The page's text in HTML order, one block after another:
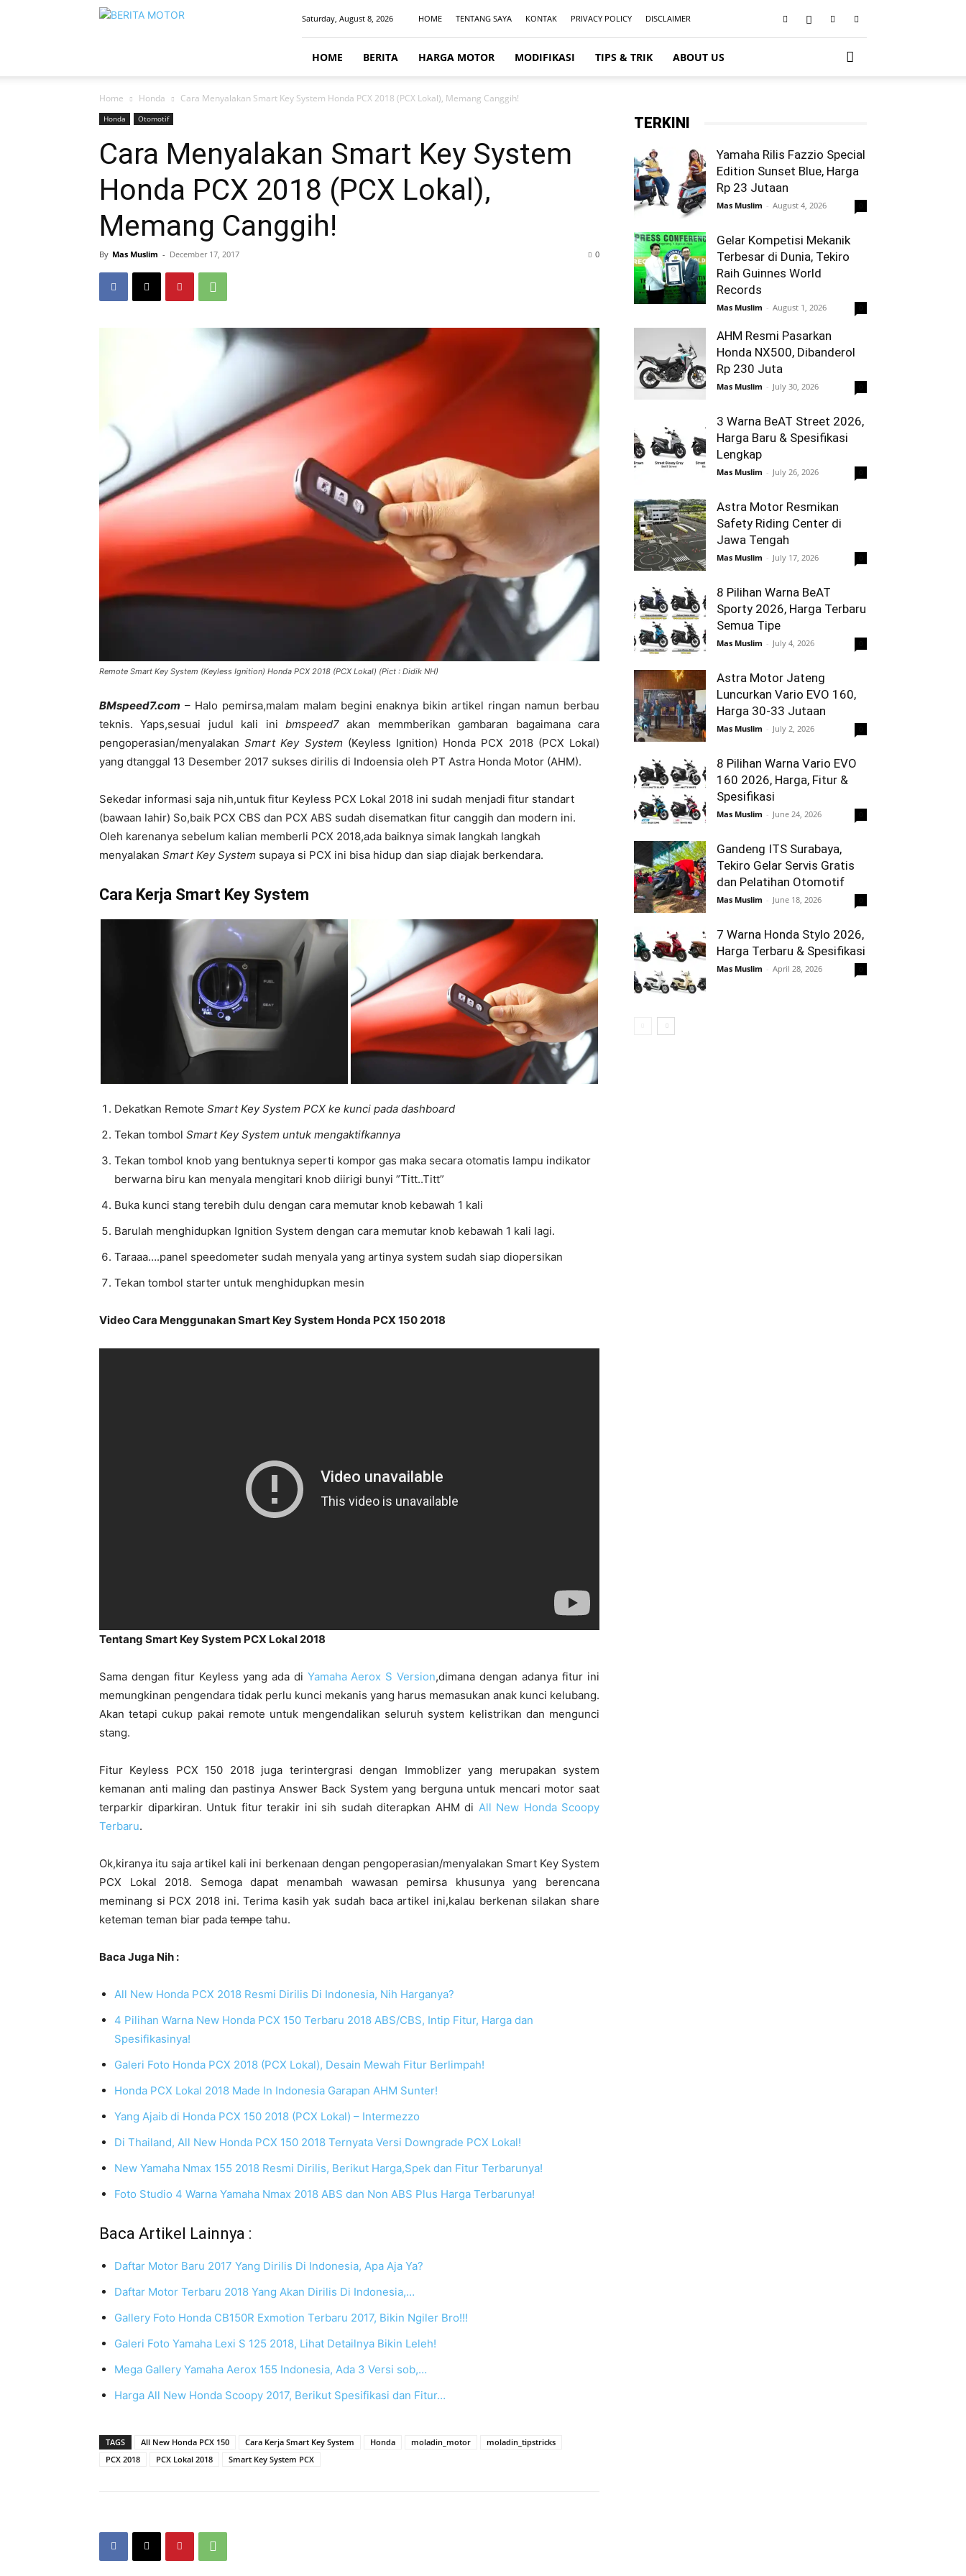
BERITAMOTOR.NET
Saturday, August 8, 2026 HOME TENTANG SAYA KONTAK PRIVACY POLICY DISCLAIMER
HOME BERITA HARGA MOTOR MODIFIKASI TIPS & TRIK ABOUT US
Home Honda Cara Menyalakan Smart Key System Honda PCX 2018 (PCX Lokal), Memang Canggih!
Honda Otomotif
Cara Menyalakan Smart Key System
Honda PCX 2018 (PCX Lokal),
Memang Canggih!
By Mas Muslim - December 17, 2017 0
Remote Smart Key System (Keyless Ignition) Honda PCX 2018 (PCX Lokal) (Pict : Didik NH)
BMspeed7.com – Halo pemirsa,malam malam begini enaknya bikin artikel ringan namun berbau
teknis. Yaps,sesuai judul kali ini bmspeed7 akan memmberikan gambaran bagaimana cara
pengoperasian/menyalakanSmart Key System(Keyless Ignition) Honda PCX 2018 (PCX Lokal)
yang dtanggal 13 Desember 2017 sukses dirilis di Indoensia oleh PT Astra Honda Motor (AHM).
Sekedar informasi saja nih,untuk fitur Keyless PCX Lokal 2018 ini sudah menjadi fitur standart
(bawaan lahir) So,baik PCX CBS dan PCX ABS sudah disematkan fitur canggih dan modern ini.
Oleh karenanya sebelum kalian memberli PCX 2018,ada baiknya simak langkah langkah
menyalakan Smart Key System supaya si PCX ini bisa hidup dan siap diajak berkendara.
Cara Kerja Smart Key System
Dekatkan Remote Smart Key System PCX ke kunci pada dashboard
Tekan tombol Smart Key System untuk mengaktifkannya
Tekan tombol knob yang bentuknya seperti kompor gas maka secara otomatis lampu indikator
berwarna biru kan menyala mengitari knob diirigi bunyi ”Titt..Titt”
Buka kunci stang terebih dulu dengan cara memutar knob kebawah 1 kali
Barulah menghidupkan Ignition System dengan cara memutar knob kebawah 1 kali lagi.
Taraaa….panel speedometer sudah menyala yang artinya system sudah siap diopersikan
Tekan tombol starter untuk menghidupkan mesin
Video Cara Menggunakan Smart Key System Honda PCX 150 2018
Tentang Smart Key System PCX Lokal 2018
Sama dengan fitur Keyless yang ada di Yamaha Aerox S Version,dimana dengan adanya fitur ini
memungkinan pengendara tidak perlu kunci mekanis yang harus memasukan anak kunci kelubang.
Akan tetapi cukup pakai remote untuk mengendalikan seluruh system kelistrikan dan mengunci
stang.
Fitur Keyless PCX 150 2018 juga terintergrasi dengan Immoblizer yang merupakan system
kemanan anti maling dan pastinya Answer Back System yang berguna untuk mencari motor saat
terparkir diparkiran. Untuk fitur terakir ini sih sudah diterapkan AHM di All New Honda Scoopy
Terbaru.
Ok,kiranya itu saja artikel kali ini berkenaan dengan pengoperasian/menyalakan Smart Key System
PCX Lokal 2018. Semoga dapat menambah wawasan pemirsa khusunya yang berencana
meminang si PCX 2018 ini. Terima kasih yak sudah baca artikel ini,kalau berkenan silakan share
keteman teman biar pada tempe tahu.
Baca Juga Nih :
All New Honda PCX 2018 Resmi Dirilis Di Indonesia, Nih Harganya?
4 Pilihan Warna New Honda PCX 150 Terbaru 2018 ABS/CBS, Intip Fitur, Harga dan
Spesifikasinya!
Galeri Foto Honda PCX 2018 (PCX Lokal), Desain Mewah Fitur Berlimpah!
Honda PCX Lokal 2018 Made In Indonesia Garapan AHM Sunter!
Yang Ajaib di Honda PCX 150 2018 (PCX Lokal) – Intermezzo
Di Thailand, All New Honda PCX 150 2018 Ternyata Versi Downgrade PCX Lokal!
New Yamaha Nmax 155 2018 Resmi Dirilis, Berikut Harga,Spek dan Fitur Terbarunya!
Foto Studio 4 Warna Yamaha Nmax 2018 ABS dan Non ABS Plus Harga Terbarunya!
Baca Artikel Lainnya :
Daftar Motor Baru 2017 Yang Dirilis Di Indonesia, Apa Aja Ya?
Daftar Motor Terbaru 2018 Yang Akan Dirilis Di Indonesia,…
Gallery Foto Honda CB150R Exmotion Terbaru 2017, Bikin Ngiler Bro!!!
Galeri Foto Yamaha Lexi S 125 2018, Lihat Detailnya Bikin Leleh!
Mega Gallery Yamaha Aerox 155 Indonesia, Ada 3 Versi sob,…
Harga All New Honda Scoopy 2017, Berikut Spesifikasi dan Fitur…
TAGS All New Honda PCX 150 Cara Kerja Smart Key System Honda moladin_motor
moladin_tipstricks
PCX 2018
PCX Lokal 2018 Smart Key System PCX
TERKINI
Yamaha Rilis Fazzio Special
Edition Sunset Blue, Harga
Rp 23 Jutaan
Mas Muslim - August 4, 2026
Gelar Kompetisi Mekanik
Terbesar di Dunia, Tekiro
Raih Guinnes World
Records
Mas Muslim - August 1, 2026
AHM Resmi Pasarkan
Honda NX500, Dibanderol
Rp 230 Juta
Mas Muslim - July 30, 2026
3 Warna BeAT Street 2026,
Harga Baru & Spesifikasi
Lengkap
Mas Muslim - July 26, 2026
Astra Motor Resmikan
Safety Riding Center di
Jawa Tengah
Mas Muslim - July 17, 2026
8 Pilihan Warna BeAT
Sporty 2026, Harga Terbaru
Semua Tipe
Mas Muslim - July 4, 2026
Astra Motor Jateng
Luncurkan Vario EVO 160,
Harga 30-33 Jutaan
Mas Muslim - July 2, 2026
8 Pilihan Warna Vario EVO
160 2026, Harga, Fitur &
Spesifikasi
Mas Muslim - June 24, 2026
Gandeng ITS Surabaya,
Tekiro Gelar Servis Gratis
dan Pelatihan Otomotif
Mas Muslim - June 18, 2026
7 Warna Honda Stylo 2026,
Harga Terbaru & Spesifikasi
Mas Muslim - April 28, 2026